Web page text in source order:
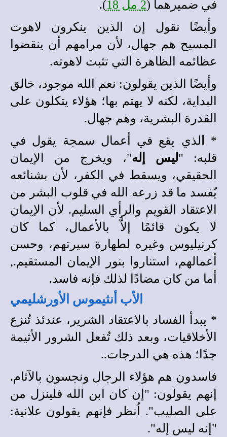
في ضميرهما (2 مل 18
).
وأيضًا نقول إن الذين ينكرون لاهوت
المسيح هم جهال، لأن مرامهم أن ينقضوا
عظائمه الظاهرة التي تثبت لاهوته.
وأيضًا الذين يقولون: نعم الله موجود، خالق
البداية، لكنه لا يهتم بها؛ هؤلاء يتكلون على
القدرة البشرية، وهم جهال.
*
لذي يقع في أعمال سمجة يقول في
قلبه: "ليس إله"، ويخرج من الإيمان
الحقيقي، ويسقط في الكفر، لأن بشنائعه
يُفسد ما قد زرعه الله في قلوب البشر من
الاعتقاد القويم والرأي السليم. لأن الإيمان
لا يكون قائمًا إلاَّ بالأعمال، كما كان
كرنيليوس وغيره لطهارة سيرتهم، وحسن
أعمالهم، استناروا بنور الإيمان المستقيم.,
أما من كان مضادًا لذلك فإنه فاسد.
الأب أنثيموس الأورشليمي
* يبدأ الفساد بالاعتقاد الشرير، عندئذ تُنزع
الأخلاقيات، وبعد ذلك تُفعل الشرور الأثيمة
جدًا؛ هذه هي الدرجات..
فاسدون هم هؤلاء الرجال ونجسون بالآثام.
إنهم يقولون: "إن كان ابن الله فلينزل من
على الصليب". اُنظر فإنهم يقولون علانية:
"إنه ليس إله".